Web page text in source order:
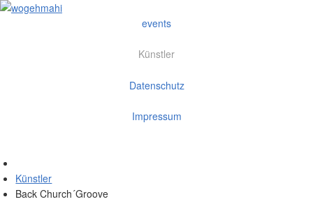
events
Künstler
Datenschutz
Impressum
Künstler
Back Church´Groove